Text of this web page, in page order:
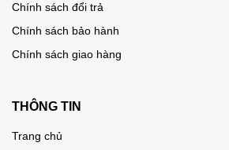
Chính sách đổi trả
Chính sách bảo hành
Chính sách giao hàng
THÔNG TIN
Trang chủ